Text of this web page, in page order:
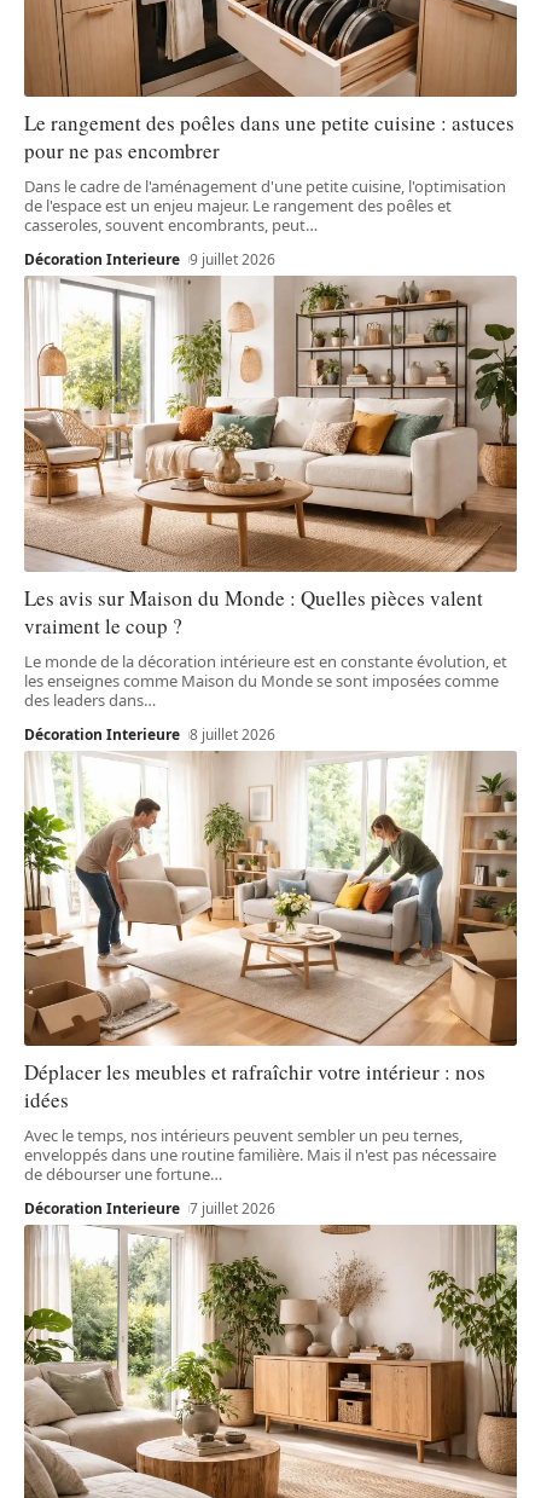
Le rangement des poêles dans une petite cuisine : astuces
pour ne pas encombrer
Dans le cadre de l'aménagement d'une petite cuisine, l'optimisation
de l'espace est un enjeu majeur. Le rangement des poêles et
casseroles, souvent encombrants, peut…
Décoration Interieure 9 juillet 2026
Les avis sur Maison du Monde : Quelles pièces valent
vraiment le coup ?
Le monde de la décoration intérieure est en constante évolution, et
les enseignes comme Maison du Monde se sont imposées comme
des leaders dans…
Décoration Interieure 8 juillet 2026
Déplacer les meubles et rafraîchir votre intérieur : nos
idées
Avec le temps, nos intérieurs peuvent sembler un peu ternes,
enveloppés dans une routine familière. Mais il n'est pas nécessaire
de débourser une fortune…
Décoration Interieure 7 juillet 2026